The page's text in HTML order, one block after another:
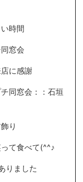
時間
窓会
に感謝
同窓会：：石垣
り
て食べて(^^♪
りました